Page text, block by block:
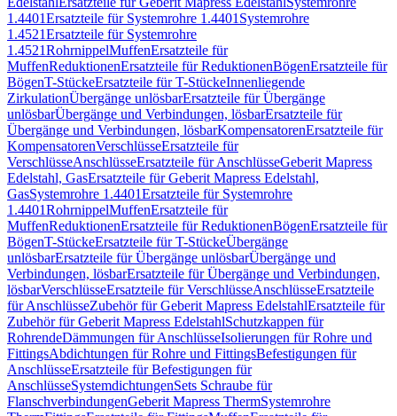
1.4401Ersatzteile für Systemrohre 1.4401 Systemrohre
1.4521Ersatzteile für Systemrohre
1.4521RohrnippelMuffenErsatzteile für
MuffenReduktionenErsatzteile für ReduktionenBögenErsatzteile für
BögenT-StückeErsatzteile für T-StückeInnenliegende
ZirkulationÜbergänge unlösbarErsatzteile für Übergänge
unlösbarÜbergänge und Verbindungen, lösbarErsatzteile für
Übergänge und Verbindungen, lösbarKompensatorenErsatzteile für
KompensatorenVerschlüsseErsatzteile für
VerschlüsseAnschlüsseErsatzteile für AnschlüsseGeberit Mapress
Edelstahl, GasErsatzteile für Geberit Mapress Edelstahl,
GasSystemrohre 1.4401Ersatzteile für Systemrohre
1.4401RohrnippelMuffenErsatzteile für
MuffenReduktionenErsatzteile für ReduktionenBögenErsatzteile für
BögenT-StückeErsatzteile für T-StückeÜbergänge
unlösbarErsatzteile für Übergänge unlösbarÜbergänge und
Verbindungen, lösbarErsatzteile für Übergänge und Verbindungen,
lösbarVerschlüsseErsatzteile für VerschlüsseAnschlüsseErsatzteile
für AnschlüsseZubehör für Geberit Mapress EdelstahlErsatzteile für
Zubehör für Geberit Mapress EdelstahlSchutzkappen für
RohrendeDämmungen für AnschlüsseIsolierungen für Rohre und
FittingsAbdichtungen für Rohre und FittingsBefestigungen für
AnschlüsseErsatzteile für Befestigungen für
AnschlüsseSystemdichtungenSets Schraube für
FlanschverbindungenGeberit Mapress ThermSystemrohre